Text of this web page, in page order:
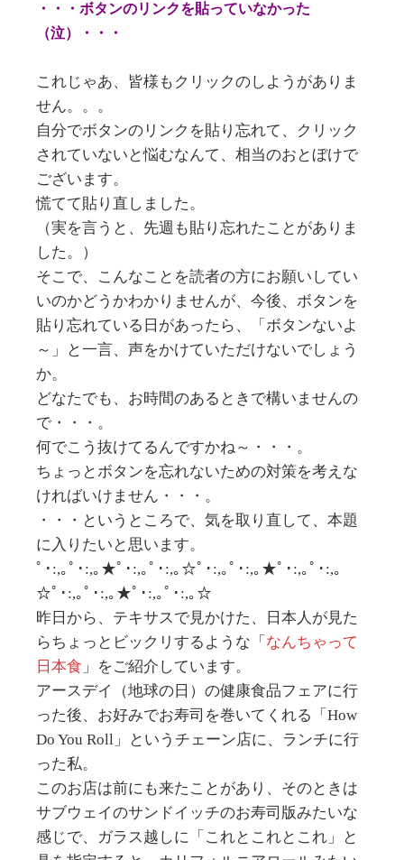
・・・ボタンのリンクを貼っていなかった
（泣）・・・
これじゃあ、皆様もクリックのしようがありま
せん。。。
自分でボタンのリンクを貼り忘れて、クリック
されていないと悩むなんて、相当のおとぼけで
ございます。
慌てて貼り直しました。
（実を言うと、先週も貼り忘れたことがありま
した。）
そこで、こんなことを読者の方にお願いしてい
いのかどうかわかりませんが、今後、ボタンを
貼り忘れている日があったら、「ボタンないよ
～」と一言、声をかけていただけないでしょう
か。
どなたでも、お時間のあるときで構いませんの
で・・・。
何でこう抜けてるんですかね～・・・。
ちょっとボタンを忘れないための対策を考えな
ければいけません・・・。
・・・というところで、気を取り直して、本題
に入りたいと思います。
ﾟ･:,｡ﾟ･:,｡★ﾟ･:,｡ﾟ･:,｡☆ﾟ･:,｡ﾟ･:,｡★ﾟ･:,｡ﾟ･:,｡
☆ﾟ･:,｡ﾟ･:,｡★ﾟ･:,｡ﾟ･:,｡☆
昨日から、テキサスで見かけた、日本人が見た
らちょっとビックリするような「 なんちゃって
日本食 」をご紹介しています。
アースデイ（地球の日）の健康食品フェアに行
った後、お好みでお寿司を巻いてくれる「How
Do You Roll」というチェーン店に、ランチに行
った私。
このお店は前にも来たことがあり、そのときは
サブウェイのサンドイッチのお寿司版みたいな
感じで、ガラス越しに「これとこれとこれ」と